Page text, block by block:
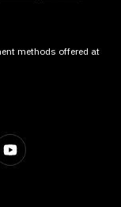
methods offered at